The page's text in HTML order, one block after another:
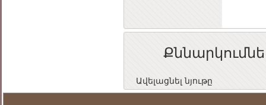
Ավելացնել նյութը